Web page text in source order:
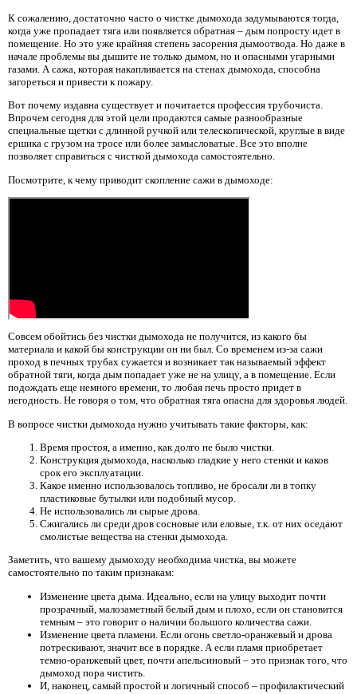
К сожалению, достаточно часто о чистке дымохода задумываются тогда,
когда уже пропадает тяга или появляется обратная – дым попросту идет в
помещение. Но это уже крайняя степень засорения дымоотвода. Но даже в
начале проблемы вы дышите не только дымом, но и опасными угарными
газами. А сажа, которая накапливается на стенах дымохода, способна
загореться и привести к пожару.
Вот почему издавна существует и почитается профессия трубочиста.
Впрочем сегодня для этой цели продаются самые разнообразные
специальные щетки с длинной ручкой или телескопической, круглые в виде
ершика с грузом на тросе или более замысловатые. Все это вполне
позволяет справиться с чисткой дымохода самостоятельно.
Посмотрите, к чему приводит скопление сажи в дымоходе:
Совсем обойтись без чистки дымохода не получится, из какого бы
материала и какой бы конструкции он ни был. Со временем из-за сажи
проход в печных трубах сужается и возникает так называемый эффект
обратной тяги, когда дым попадает уже не на улицу, а в помещение. Если
подождать еще немного времени, то любая печь просто придет в
негодность. Не говоря о том, что обратная тяга опасна для здоровья людей.
В вопросе чистки дымохода нужно учитывать такие факторы, как:
Время простоя, а именно, как долго не было чистки.
Конструкция дымохода, насколько гладкие у него стенки и каков
срок его эксплуатации.
Какое именно использовалось топливо, не бросали ли в топку
пластиковые бутылки или подобный мусор.
Не использовались ли сырые дрова.
Сжигались ли среди дров сосновые или еловые, т.к. от них оседают
смолистые вещества на стенки дымохода.
Заметить, что вашему дымоходу необходима чистка, вы можете
самостоятельно по таким признакам:
Изменение цвета дыма. Идеально, если на улицу выходит почти
прозрачный, малозаметный белый дым и плохо, если он становится
темным – это говорит о наличии большого количества сажи.
Изменение цвета пламени. Если огонь светло-оранжевый и дрова
потрескивают, значит все в порядке. А если пламя приобретает
темно-оранжевый цвет, почти апельсиновый – это признак того, что
дымоход пора чистить.
И, наконец, самый простой и логичный способ – профилактический